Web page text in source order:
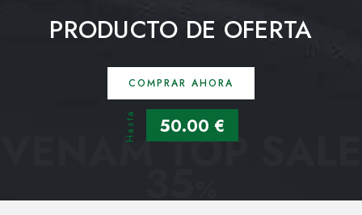
PRODUCTO DE OFERTA
COMPRAR AHORA
Hasta 50.00 €
VENAM TOP SALE
35